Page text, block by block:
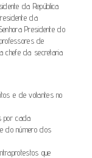
da República
da
Presidente do
de
chefe da secretaria
e de votantes no
por cada
do número dos
que